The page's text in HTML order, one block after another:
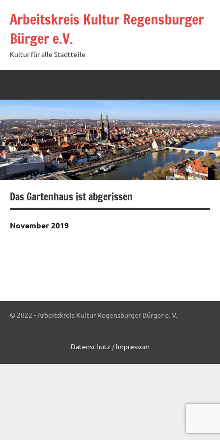
Inhalt
springen
Arbeitskreis Kultur Regensburger
Bürger e.V.
Kultur für alle Stadtteile
Das Gartenhaus ist abgerissen
November 2019
© 2022 - Arbeitskreis Kultur Regensburger Bürger e. V.
Datenschutz /Impressum